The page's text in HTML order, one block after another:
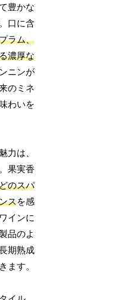
豊かな
口に含
ラム、
濃厚な
ニンが
のミネ
わいを
力は、
果実香
のスパ
スを感
インに
品のよ
期熟成
ます。